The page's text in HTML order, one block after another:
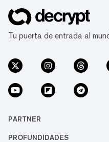
Tu puerta de entrada al
PARTNER
PROFUNDIDADES